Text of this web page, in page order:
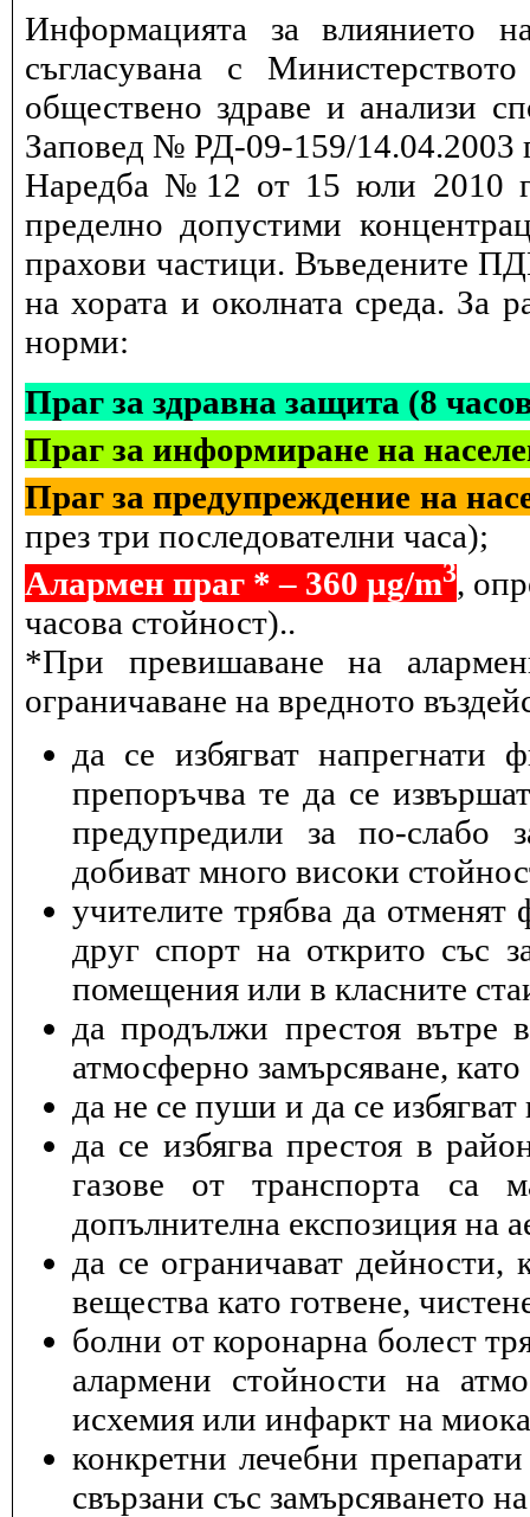
Информацията за влиянието
съгласувана с
обществено здраве и анализи
Заповед № РД-09-159/14.04.2003
Наредба №12 от 15 юли 2010
пределно допустими
прахови частици. Въведените
на хората и околната среда. За
норми:
Праг за здравна защита (8
Праг за информиране на
Праг за предупреждение на
през три последователни часа);
Алармен праг * – 360 µg/m3,
часова стойност)..
*При превишаване на
ограничаване на вредното
да се избягват напрегнати
препоръчва те да се
предупредили за по-слабо
добиват много високи
учителите трябва да отменят
друг спорт на открито със
помещения или в класните
да продължи престоя вътре
атмосферно замърсяване,
да не се пуши и да се
да се избягва престоя в
газове от транспорта са
допълнителна експозиция на
да се ограничават
вещества като готвене,
болни от коронарна болест
алармени стойности на
исхемия или инфаркт на
конкретни лечебни
свързани със замърсяването